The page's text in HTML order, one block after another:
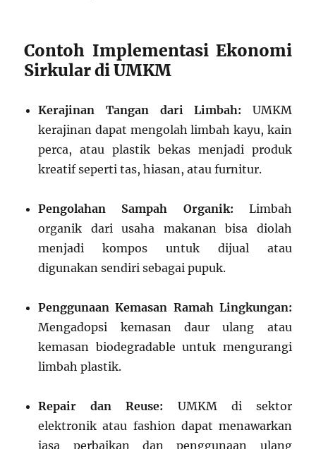
Contoh Implementasi Ekonomi
Sirkular di UMKM
Kerajinan Tangan dari Limbah: UMKM
kerajinan dapat mengolah limbah kayu, kain
perca, atau plastik bekas menjadi produk
kreatif seperti tas, hiasan, atau furnitur.
Pengolahan Sampah Organik: Limbah
organik dari usaha makanan bisa diolah
menjadi kompos untuk dijual atau
digunakan sendiri sebagai pupuk.
Penggunaan Kemasan Ramah Lingkungan:
Mengadopsi kemasan daur ulang atau
kemasan biodegradable untuk mengurangi
limbah plastik.
Repair dan Reuse: UMKM di sektor
elektronik atau fashion dapat menawarkan
jasa perbaikan dan penggunaan ulang